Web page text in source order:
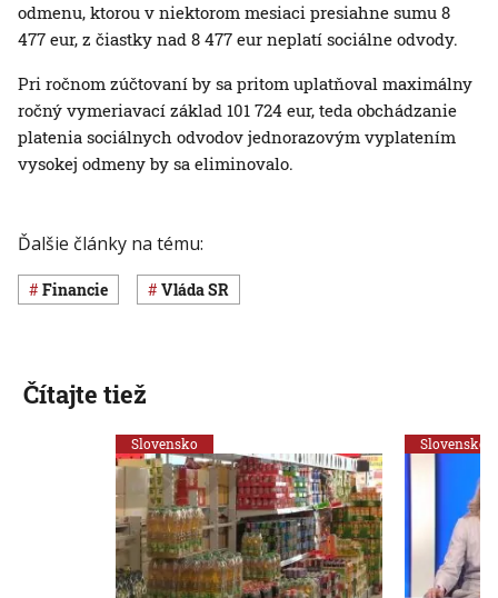
odmenu, ktorou v niektorom mesiaci presiahne sumu 8
477 eur, z čiastky nad 8 477 eur neplatí sociálne odvody.
Pri ročnom zúčtovaní by sa pritom uplatňoval maximálny
ročný vymeriavací základ 101 724 eur, teda obchádzanie
platenia sociálnych odvodov jednorazovým vyplatením
vysokej odmeny by sa eliminovalo.
Ďalšie články na tému:
Financie vláda SR
Čítajte tiež
Slovensko Slovensko